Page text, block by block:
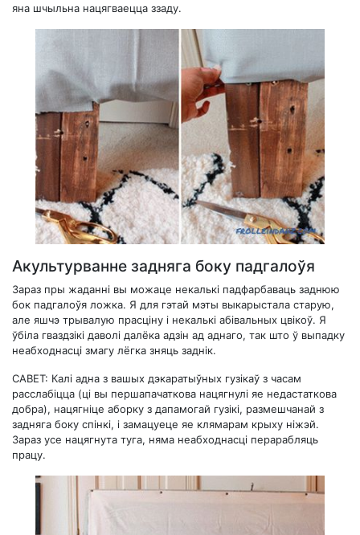
яна шчыльна нацягваецца ззаду.
Акультурванне задняга боку падгалоўя
Зараз пры жаданні вы можаце некалькі падфарбаваць заднюю
бок падгалоўя ложка. Я для гэтай мэты выкарыстала старую,
але яшчэ трывалую прасціну і некалькі абівальных цвікоў. Я
ўбіла гваздзікі даволі далёка адзін ад аднаго, так што ў выпадку
неабходнасці змагу лёгка зняць заднік.
САВЕТ: Калі адна з вашых дэкаратыўных гузікаў з часам
расслабіцца (ці вы першапачаткова нацягнулі яе недастаткова
добра), нацягніце аборку з дапамогай гузікі, размешчанай з
задняга боку спінкі, і замацуеце яе клямарам крыху ніжэй.
Зараз усе нацягнута туга, няма неабходнасці перарабляць
працу.